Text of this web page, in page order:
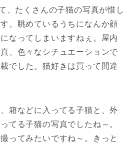
、たくさんの子猫の写真が惜し
。眺めているうちになんか顔
なってしまいますねぇ。屋内
、色々なシチュエーションで
でした。猫好きは買って間違
箱などに入ってる子猫と、外
てる子猫の写真でしたね～。
ってみたいですね～。きっと